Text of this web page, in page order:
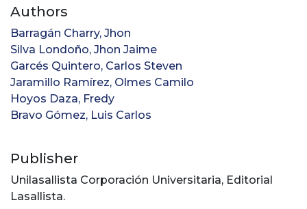
Authors
Barragán Charry, Jhon
Silva Londoño, Jhon Jaime
Garcés Quintero, Carlos Steven
Jaramillo Ramírez, Olmes Camilo
Hoyos Daza, Fredy
Bravo Gómez, Luis Carlos
Publisher
Unilasallista Corporación Universitaria, Editorial
Lasallista.